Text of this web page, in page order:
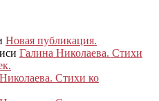
Новая публикация.
Галина Николаева. Стихи
Стихи ко